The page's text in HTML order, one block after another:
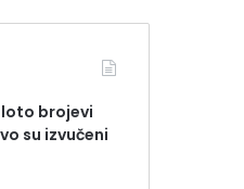
brojevi
su izvučeni